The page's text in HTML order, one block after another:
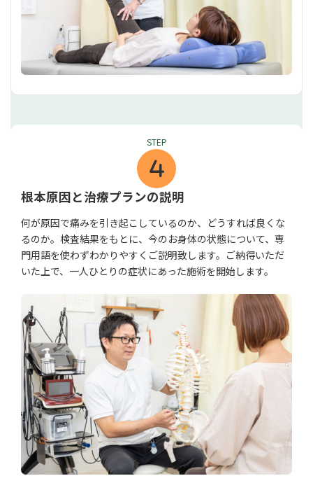
STEP
根本原因と治療プランの説明
何が原因で痛みを引き起こしているのか、どうすれば良くな
るのか。検査結果をもとに、今のお身体の状態について、専
門用語を使わずわかりやすくご説明致します。ご納得いただ
いた上で、一人ひとりの症状にあった施術を開始します。